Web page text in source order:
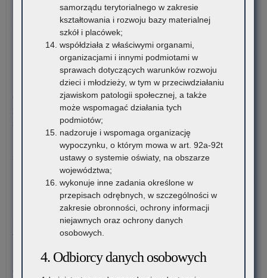
Komitet Główny Ogólnopolskiej Olimpiady Wiedzy
o Procesie Inwestycyjno-Budowlanym przekazuje
harmonogram…
5 sierpnia 2026
Ogłoszenie o naborze kandydatów na stanowisko doradcy
metodycznego dla nauczycieli szkół i placówek znajdujących
się na terenie województwa małopolskiego
Kuratorium Oświaty w Krakowie ogłasza nabór kandydatów na
stanowisko doradców…
5 sierpnia 2026
Materiały dotyczące nowych podstaw programowych
wprowadzanych w związku z Reformą Kompas Jutra
Instytut Badań Edukacyjnych-Państwowy Instytut Badawczy
samorządu terytorialnego w zakresie
kształtowania i rozwoju bazy materialnej
szkół i placówek;
współdziała z właściwymi organami,
organizacjami i innymi podmiotami w
sprawach dotyczących warunków rozwoju
dzieci i młodzieży, w tym w przeciwdziałaniu
zjawiskom patologii społecznej, a także
może wspomagać działania tych
podmiotów;
nadzoruje i wspomaga organizację
wypoczynku, o którym mowa w art. 92a-92t
ustawy o systemie oświaty, na obszarze
województwa;
wykonuje inne zadania określone w
przepisach odrębnych, w szczególności w
zakresie obronności, ochrony informacji
niejawnych oraz ochrony danych
osobowych.
4. Odbiorcy danych osobowych